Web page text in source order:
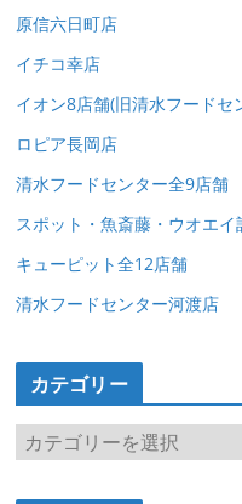
原信六日町店
イチコ幸店
イオン8店舗(旧清水フードセ
ロピア長岡店
清水フードセンター全9店舗
スポット・魚斎藤・ウオエイ
キューピット全12店舗
清水フードセンター河渡店
カテゴリー
カ
ゴ